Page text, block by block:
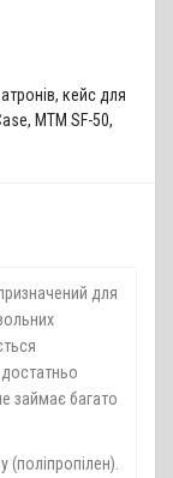
, кейс для
, MTM SF-50,
для
займає багато
(поліпропілен).